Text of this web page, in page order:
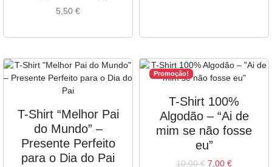
5,50 €
T-Shirt “Melhor Pai
do Mundo” –
Presente Perfeito
para o Dia do Pai
Promoção!
T-Shirt 100%
Algodão – “Ai de
mim se não fosse
eu”
10,00€ 7,00 €